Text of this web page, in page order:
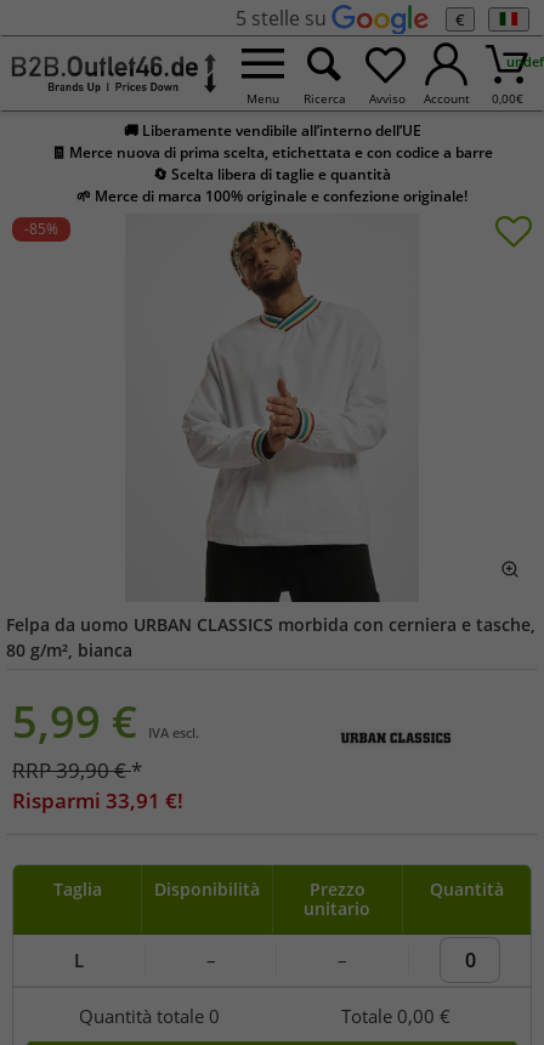
5 stelle su €
Menu Ricerca Avviso Account 0,00€
🚚 Liberamente vendibile all’interno dell’UE
🧾 Merce nuova di prima scelta, etichettata e con codice a barre
🔄 Scelta libera di taglie e quantità
🌱 Merce di marca 100% originale e confezione originale!
-85%
Felpa da uomo URBAN CLASSICS morbida con cerniera e tasche,
80 g/m², bianca
5,99 € IVA escl.
RRP39,90€*
Risparmi 33,91 €!
Taglia Disponibilità
Prezzo
unitario
Quantità
L – –
Quantità totale 0 Totale 0,00 €